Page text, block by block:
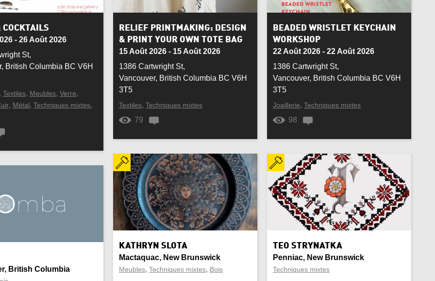
Actualiser les résultats
Annuler
Religieux Chandelle
Collier Commode
Cuisine Cuivre
Décoration intérieure
Fer forgé Fimo
Gravure Homme
autochtone Ivoire Laine
Marbre Mariage
Œuvre architecturale Or
Pièce murale Pierre semi-précieuse
Annuler
Utiliser emplacement actuel
Actualiser les résultats
Annuler
COCKTAILS
- 26 Août 2026
St,
British Columbia BC V6H
, Textiles, Meubles, Verre,
, Métal, Techniques mixtes,
RELIEF PRINTMAKING: DESIGN
& PRINT YOUR OWN TOTE BAG
15 Août 2026 - 15 Août 2026
1386 Cartwright St,
Vancouver, British Columbia BC V6H
3T5
Textiles, Techniques mixtes
79
BEADED WRISTLET KEYCHAIN
WORKSHOP
22 Août 2026 - 22 Août 2026
1386 Cartwright St,
Vancouver, British Columbia BC V6H
3T5
Joaillerie, Techniques mixtes
98
British Columbia
KATHRYN SLOTA
Mactaquac, New Brunswick
Meubles, Techniques mixtes, Bois
TEO STRYNATKA
Penniac, New Brunswick
Techniques mixtes